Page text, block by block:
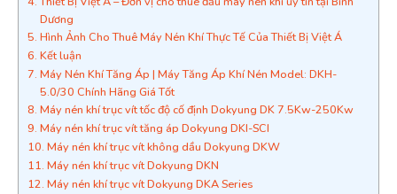
Dương
Hình Ảnh Cho Thuê Máy Nén Khí Thực Tế Của Thiết Bị Việt Á
Kết luận
Máy Nén Khí Tăng Áp | Máy Tăng Áp Khí Nén Model: DKH-
5.0/30 Chính Hãng Giá Tốt
Máy nén khí trục vít tốc độ cố định Dokyung DK 7.5Kw-250Kw
Máy nén khí trục vít tăng áp Dokyung DKI-SCI
Máy nén khí trục vít không dầu Dokyung DKW
Máy nén khí trục vít Dokyung DKN
Máy nén khí trục vít Dokyung DKA Series